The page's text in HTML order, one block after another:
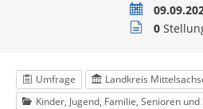
Zeitraum
0
Umfrage
Landkreis
Kinder, Jugend, Familie, Senioren und